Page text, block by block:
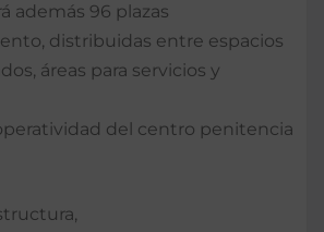
además 96 plazas
distribuidas entre espacios
áreas para servicios y
del centro penitencia